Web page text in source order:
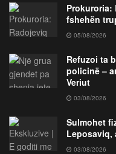
Prokuroria:
fshehën
05/08/2026
Refuzoi ta
policinë –
Veriut
03/08/2026
Sulmohet
Leposaviq,
03/08/2026